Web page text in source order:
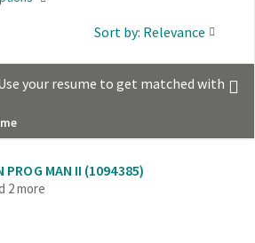
Sort by: Relevance
your resume to get matched with
PROG MAN II (1094385)
2 more